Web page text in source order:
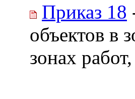
Приказ 18
объектов в
зонах